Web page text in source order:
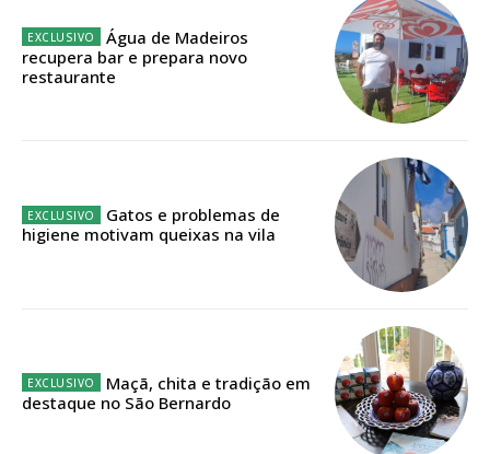
Faça-se assinante do Região de Cister e ajude-nos a manter este serviço
público!
Sendo assinante terá acesso a todos os conteúdos exclusivos e versões
12 meses
Água de Madeiros
recupera bar e prepara novo
restaurante
Gatos e problemas de
higiene motivam queixas na vila
Maçã, chita e tradição em
destaque no São Bernardo